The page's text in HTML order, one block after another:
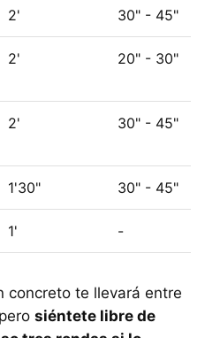
2' 30" - 45"
2' 20" - 30"
2' 30" - 45"
1'30" 30" - 45"
1' -
concreto te llevará entre
siéntete libre de